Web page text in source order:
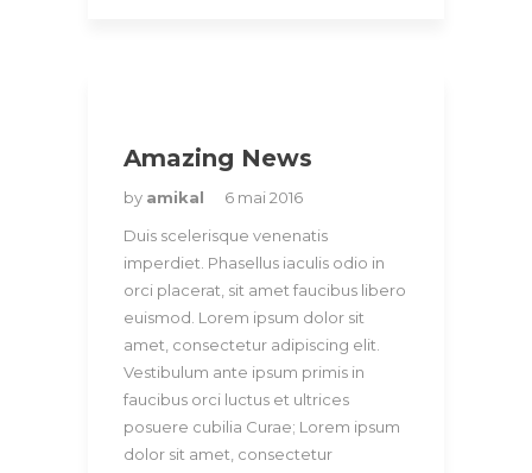
Amazing News
by amikal
6 mai 2016
Duis scelerisque venenatis
imperdiet. Phasellus iaculis odio in
orci placerat, sit amet faucibus libero
euismod. Lorem ipsum dolor sit
amet, consectetur adipiscing elit.
Vestibulum ante ipsum primis in
faucibus orci luctus et ultrices
posuere cubilia Curae; Lorem ipsum
dolor sit amet, consectetur